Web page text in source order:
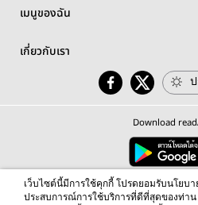
เมนูของฉัน
เกี่ยวกับเรา
Download
© 2026 readAwrite.com by MEB
This site is protected by reCAPTCHA and the Google
เว็บไซต์นี้มีการใช้คุกกี้ โปรดยอมรับนโยบา
ประสบการณ์การใช้บริการที่ดีที่สุดของท่า